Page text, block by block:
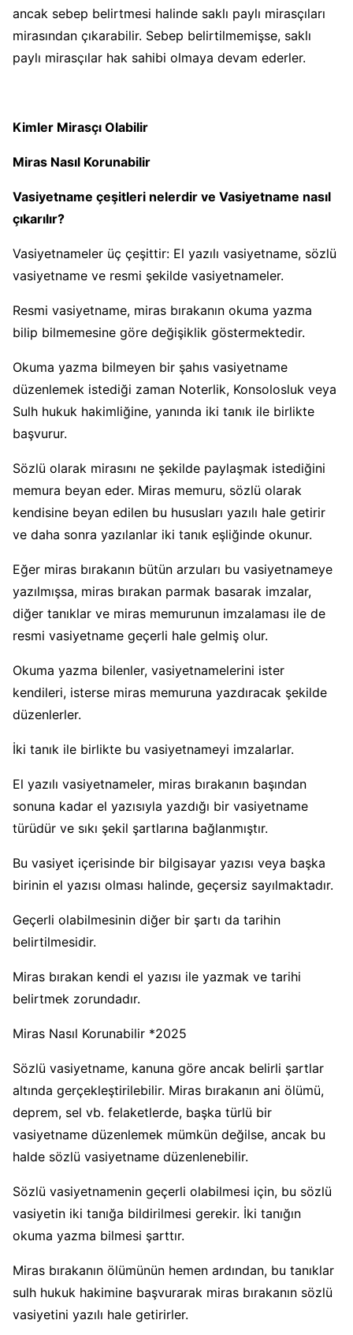
ancak sebep belirtmesi halinde saklı paylı mirasçıları
mirasından çıkarabilir. Sebep belirtilmemişse, saklı
paylı mirasçılar hak sahibi olmaya devam ederler.
Kimler Mirasçı Olabilir
Miras Nasıl Korunabilir
Vasiyetname çeşitleri nelerdir ve Vasiyetname nasıl
çıkarılır?
Vasiyetnameler üç çeşittir: El yazılı vasiyetname, sözlü
vasiyetname ve resmi şekilde vasiyetnameler.
Resmi vasiyetname, miras bırakanın okuma yazma
bilip bilmemesine göre değişiklik göstermektedir.
Okuma yazma bilmeyen bir şahıs vasiyetname
düzenlemek istediği zaman Noterlik, Konsolosluk veya
Sulh hukuk hakimliğine, yanında iki tanık ile birlikte
başvurur.
Sözlü olarak mirasını ne şekilde paylaşmak istediğini
memura beyan eder. Miras memuru, sözlü olarak
kendisine beyan edilen bu hususları yazılı hale getirir
ve daha sonra yazılanlar iki tanık eşliğinde okunur.
Eğer miras bırakanın bütün arzuları bu vasiyetnameye
yazılmışsa, miras bırakan parmak basarak imzalar,
diğer tanıklar ve miras memurunun imzalaması ile de
resmi vasiyetname geçerli hale gelmiş olur.
Okuma yazma bilenler, vasiyetnamelerini ister
kendileri, isterse miras memuruna yazdıracak şekilde
düzenlerler.
İki tanık ile birlikte bu vasiyetnameyi imzalarlar.
El yazılı vasiyetnameler, miras bırakanın başından
sonuna kadar el yazısıyla yazdığı bir vasiyetname
türüdür ve sıkı şekil şartlarına bağlanmıştır.
Bu vasiyet içerisinde bir bilgisayar yazısı veya başka
birinin el yazısı olması halinde, geçersiz sayılmaktadır.
Geçerli olabilmesinin diğer bir şartı da tarihin
belirtilmesidir.
Miras bırakan kendi el yazısı ile yazmak ve tarihi
belirtmek zorundadır.
Miras Nasıl Korunabilir *2025
Sözlü vasiyetname, kanuna göre ancak belirli şartlar
altında gerçekleştirilebilir. Miras bırakanın ani ölümü,
deprem, sel vb. felaketlerde, başka türlü bir
vasiyetname düzenlemek mümkün değilse, ancak bu
halde sözlü vasiyetname düzenlenebilir.
Sözlü vasiyetnamenin geçerli olabilmesi için, bu sözlü
vasiyetin iki tanığa bildirilmesi gerekir. İki tanığın
okuma yazma bilmesi şarttır.
Miras bırakanın ölümünün hemen ardından, bu tanıklar
sulh hukuk hakimine başvurarak miras bırakanın sözlü
vasiyetini yazılı hale getirirler.